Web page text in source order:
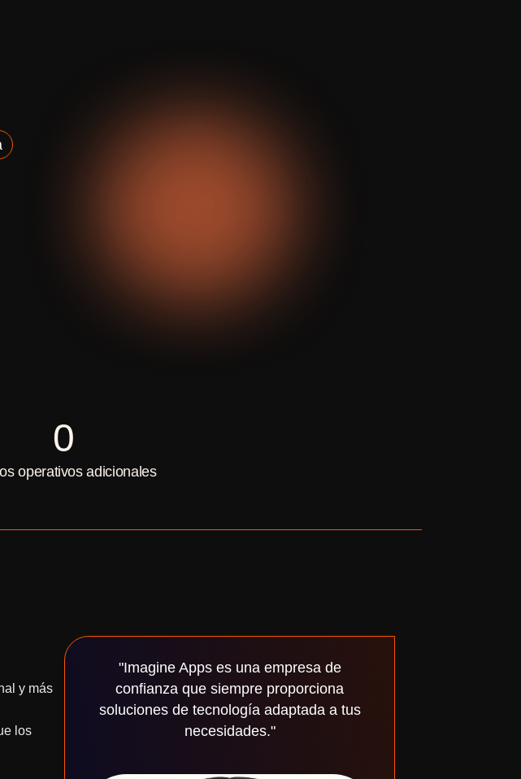
0
operativos adicionales
y más
los
"Imagine Apps es una empresa de
confianza que siempre proporciona
soluciones de tecnología adaptada a tus
necesidades."